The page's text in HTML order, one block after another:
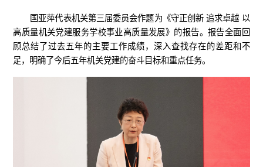
国亚萍代表机关第三届委员会作题为《守正创新 追求卓越 以
高质量机关党建服务学校事业高质量发展》的报告。报告全面回
顾总结了过去五年的主要工作成绩，深入查找存在的差距和不
足，明确了今后五年机关党建的奋斗目标和重点任务。